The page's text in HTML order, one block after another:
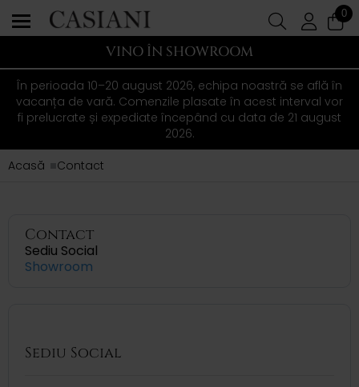
0
VINO ÎN SHOWROOM
În perioada 10–20 august 2026, echipa noastră se află în
vacanța de vară. Comenzile plasate în acest interval vor
fi prelucrate și expediate începând cu data de 21 august
2026.
Acasă
Contact
Contact
Sediu Social
Showroom
Sediu Social